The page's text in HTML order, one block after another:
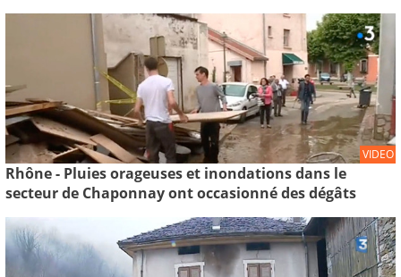
VIDEO
Rhône - Pluies orageuses et inondations dans le
secteur de Chaponnay ont occasionné des dégâts